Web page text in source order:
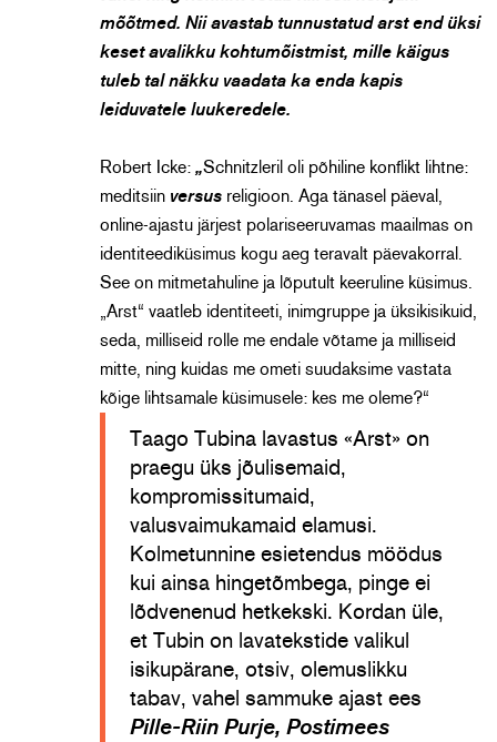
mõõtmed. Nii avastab tunnustatud arst end üksi
kesetavalikku kohtumõistmist, mille käigus
tuleb tal näkku vaadata ka enda kapis
leiduvatele luukeredele.
Robert Icke:„Schnitzleril oli põhiline konflikt lihtne:
meditsiin versusreligioon. Aga tänasel päeval,
online-ajastu järjest polariseeruvamas maailmas on
identiteediküsimus kogu aeg teravalt päevakorral.
See on mitmetahuline ja lõputult keeruline küsimus.
„Arst“ vaatleb identiteeti, inimgruppe ja üksikisikuid,
seda, milliseid rolle me endale võtame ja milliseid
mitte, ning kuidas me ometi suudaksime vastata
kõige lihtsamale küsimusele: kes me oleme?“
Taago Tubina lavastus «Arst» on
praegu üks jõulisemaid,
kompromissitumaid,
valusvaimukamaid elamusi.
Kolmetunnine esietendus möödus
kui ainsa hinge­tõmbega, pinge ei
lõdvenenud hetkekski. Kordan üle,
et ­Tubin on lavatekstide valikul
isikupärane, otsiv, olemuslikku
tabav, vahel sammuke ajast ees
Pille-Riin Purje, Postimees